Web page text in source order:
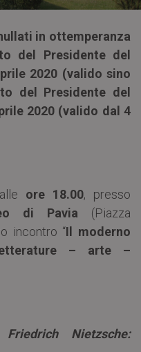
in ottemperanza
del Presidente del
2020 (valido sino
del Presidente del
2020 (valido dal 4
ore 18.00, presso
di Pavia (Piazza
incontro “Il moderno
– arte –
Nietzsche: